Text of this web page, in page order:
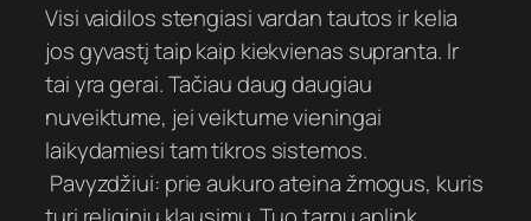
Visi vaidilos stengiasi vardan tautos ir kelia
jos gyvastį taip kaip kiekvienas supranta. Ir
tai yra gerai. Tačiau daug daugiau
nuveiktume, jei veiktume vieningai
laikydamiesi tam tikros sistemos.
Pavyzdžiui: prie aukuro ateina žmogus, kuris